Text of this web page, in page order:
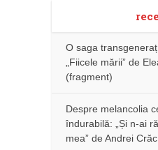
O saga
„Fiicele mării” de
(fragment)
Despre melancolia
îndurabilă: „Și n-ai
mea” de Andrei